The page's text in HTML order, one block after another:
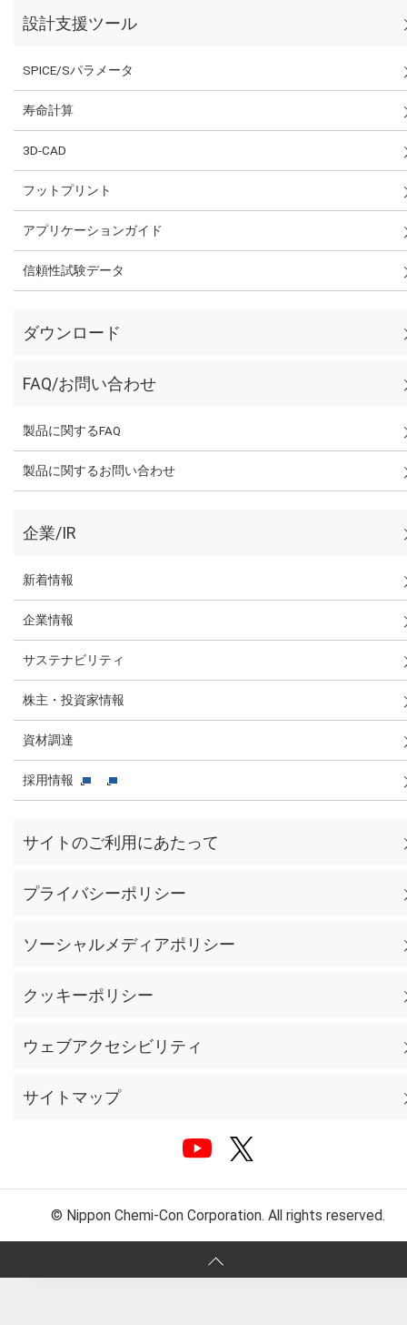
設計支援ツール
SPICE/Sパラメータ
寿命計算
3D-CAD
フットプリント
アプリケーションガイド
信頼性試験データ
ダウンロード
FAQ/お問い合わせ
製品に関するFAQ
製品に関するお問い合わせ
企業/IR
新着情報
企業情報
サステナビリティ
株主・投資家情報
資材調達
採用情報
サイトのご利用にあたって
プライバシーポリシー
ソーシャルメディアポリシー
クッキーポリシー
ウェブアクセシビリティ
サイトマップ
© Nippon Chemi-Con Corporation. All rights reserved.